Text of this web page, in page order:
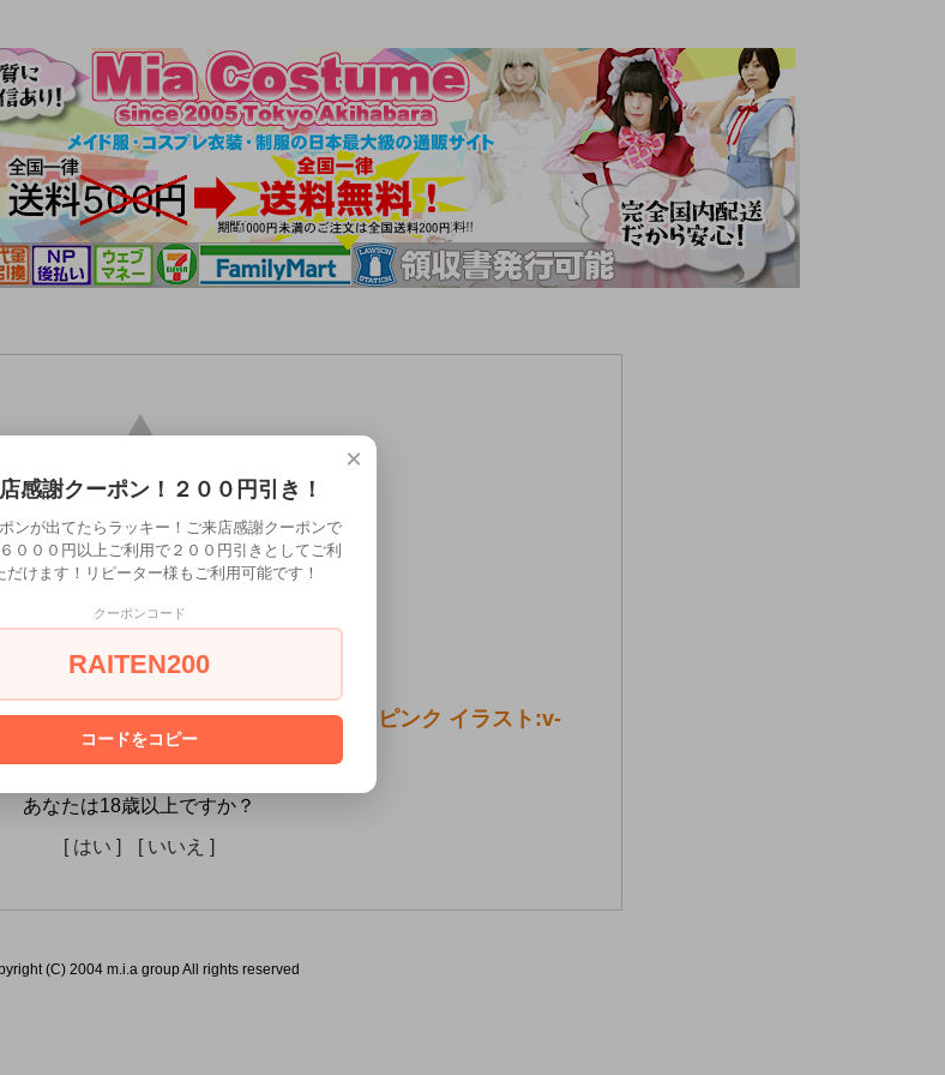
サートエアピローカバー#6 チアリーピンク イラスト:v-
18歳未満の方には販売できません。
あなたは18歳以上ですか？
[ はい ]
[ いいえ ]
(C) 2004 m.i.a group All rights reserved
×
感謝クーポン！２００円引き！
ンが出てたらラッキー！ご来店感謝クーポンで
０００円以上ご利用で２００円引きとしてご利
だけます！リピーター様もご利用可能です！
クーポンコード
RAITEN200
コードをコピー